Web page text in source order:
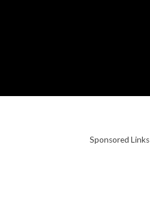
Sponsored Links